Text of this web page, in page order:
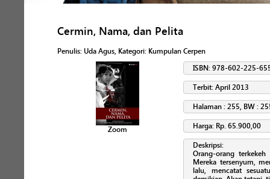
Cermin, Nama, dan Pelita
Penulis: Uda Agus, Kategori: Kumpulan Cerpen
Zoom
ISBN: 978-602-225-
Terbit: April 2013
Halaman : 255, BW :
Harga: Rp. 65.900,00
Deskripsi:
Orang-orang
Mereka tersenyum,
lalu, mencatat